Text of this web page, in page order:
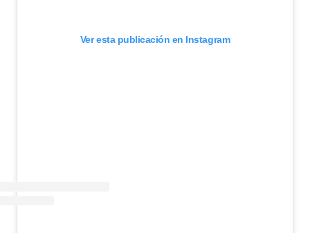
Ver esta publicación en Instagram